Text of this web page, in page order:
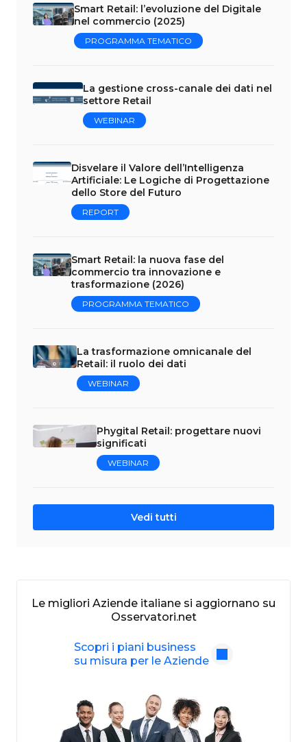
Smart Retail: l’evoluzione del Digitale
nel commercio (2025)
PROGRAMMA TEMATICO
La gestione cross-canale dei dati nel
settore Retail
WEBINAR
Disvelare il Valore dell’Intelligenza
Artificiale: Le Logiche di Progettazione
dello Store del Futuro
REPORT
Smart Retail: la nuova fase del
commercio tra innovazione e
trasformazione (2026)
PROGRAMMA TEMATICO
La trasformazione omnicanale del
Retail: il ruolo dei dati
WEBINAR
Phygital Retail: progettare nuovi
significati
WEBINAR
Vedi tutti
Le migliori Aziende italiane si aggiornano su
Osservatori.net
Scopri i piani business
su misura per le Aziende